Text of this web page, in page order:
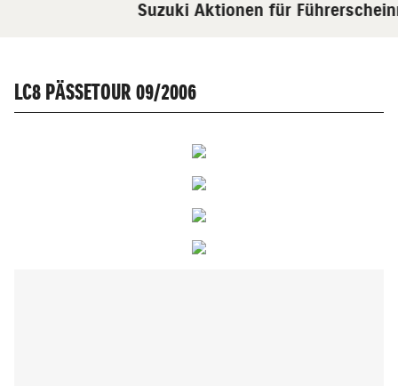
Suzuki Aktionen für
LC8 PÄSSETOUR 09/2006